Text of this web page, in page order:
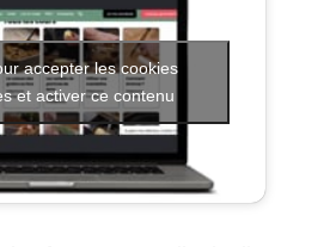
accepter les cookies
et activer ce contenu